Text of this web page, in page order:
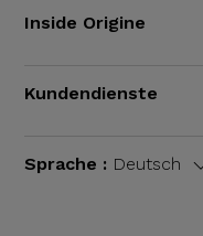
Inside Origine
Kundendienste
Sprache : Deutsch